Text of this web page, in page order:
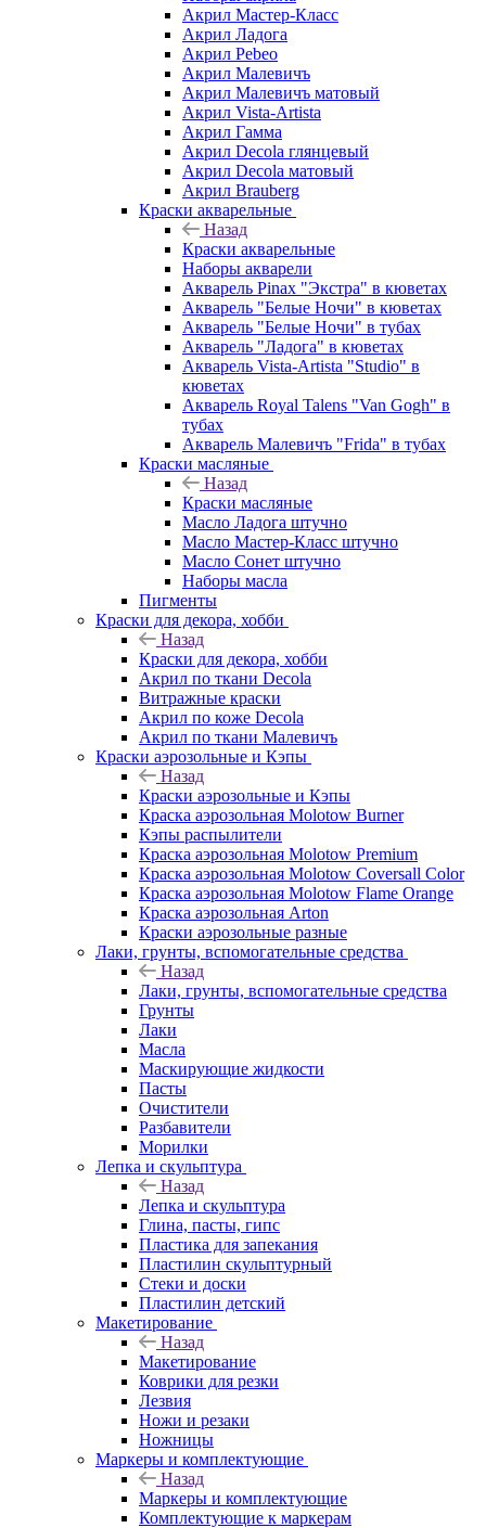
Акрил Мастер-Класс
Акрил Ладога
Акрил Pebeo
Акрил Малевичъ
Акрил Малевичъ матовый
Акрил Vista-Artista
Акрил Гамма
Акрил Decola глянцевый
Акрил Decola матовый
Акрил Brauberg
Краски акварельные
Назад
Краски акварельные
Наборы акварели
Акварель Pinax "Экстра" в кюветах
Акварель "Белые Ночи" в кюветах
Акварель "Белые Ночи" в тубах
Акварель "Ладога" в кюветах
Акварель Vista-Artista "Studio" в
кюветах
Акварель Royal Talens "Van Gogh" в
тубах
Акварель Малевичъ "Frida" в тубах
Краски масляные
Назад
Краски масляные
Масло Ладога штучно
Масло Мастер-Класс штучно
Масло Сонет штучно
Наборы масла
Пигменты
Краски для декора, хобби
Назад
Краски для декора, хобби
Акрил по ткани Decola
Витражные краски
Акрил по коже Decola
Акрил по ткани Малевичъ
Краски аэрозольные и Кэпы
Назад
Краски аэрозольные и Кэпы
Краска аэрозольная Molotow Burner
Кэпы распылители
Краска аэрозольная Molotow Premium
Краска аэрозольная Molotow Coversall Color
Краска аэрозольная Molotow Flame Orange
Краска аэрозольная Arton
Краски аэрозольные разные
Лаки, грунты, вспомогательные средства
Назад
Лаки, грунты, вспомогательные средства
Грунты
Лаки
Масла
Маскирующие жидкости
Пасты
Очистители
Разбавители
Морилки
Лепка и скульптура
Назад
Лепка и скульптура
Глина, пасты, гипс
Пластика для запекания
Пластилин скульптурный
Стеки и доски
Пластилин детский
Макетирование
Назад
Макетирование
Коврики для резки
Лезвия
Ножи и резаки
Ножницы
Маркеры и комплектующие
Назад
Маркеры и комплектующие
Комплектующие к маркерам